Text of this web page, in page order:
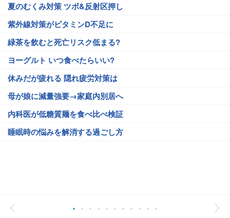
夏のむくみ対策 ツボ&反射区押し
紫外線対策がビタミンD不足に
緑茶を飲むと死亡リスク低まる?
ヨーグルト いつ食べたらいい?
休みだが疲れる 隠れ疲労対策は
母が娘に減量強要→家庭内別居へ
内科医が低糖質麺を食べ比べ検証
睡眠時の悩みを解消する過ごし方